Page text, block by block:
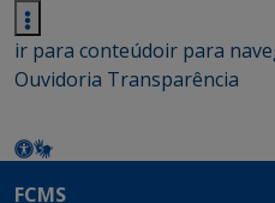
ir para conteúdoir para
Ouvidoria Transparência
FCMS